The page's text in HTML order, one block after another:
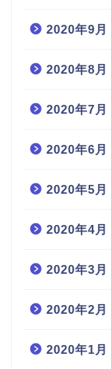
2020年9月
2020年8月
2020年7月
2020年6月
2020年5月
2020年4月
2020年3月
2020年2月
2020年1月